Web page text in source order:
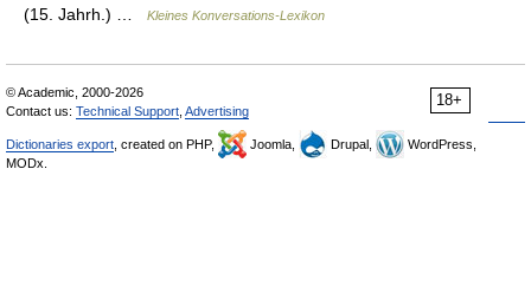
(15. Jahrh.) …
Kleines Konversations-Lexikon
18+
© Academic, 2000-2026
Contact us: Technical Support Advertising
Dictionaries export , created on PHP, Joomla, Drupal,
WordPress,
MODx.